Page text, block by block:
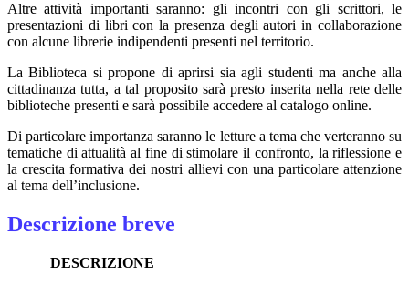
Altre attività importanti saranno: gli incontri con gli scrittori, le
presentazioni di libri con la presenza degli autori in collaborazione
con alcune librerie indipendenti presenti nel territorio.
La Biblioteca si propone di aprirsi sia agli studenti ma anche alla
cittadinanza tutta, a tal proposito sarà presto inserita nella rete delle
biblioteche presenti e sarà possibile accedere al catalogo online.
Di particolare importanza saranno le letture a tema che verteranno su
tematiche di attualità al fine di stimolare il confronto, la riflessione e
la crescita formativa dei nostri allievi con una particolare attenzione
al tema dell’inclusione.
Descrizione breve
DESCRIZIONE